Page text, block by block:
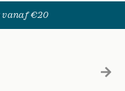
vanaf €20